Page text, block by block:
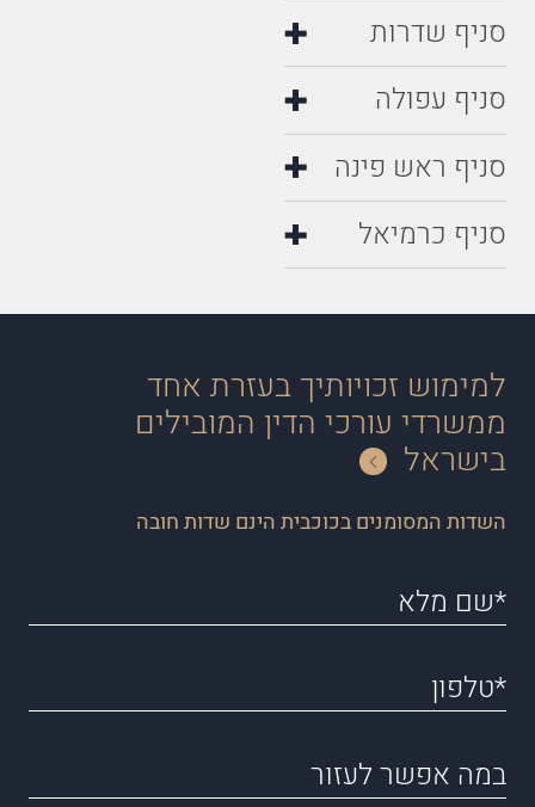
סניף שדרות
סניף עפולה
סניף ראש פינה
סניף כרמיאל
למימוש זכויותיך בעזרת אחד
ממשרדי עורכי הדין המובילים
בישראל
השדות המסומנים בכוכבית הינם שדות חובה